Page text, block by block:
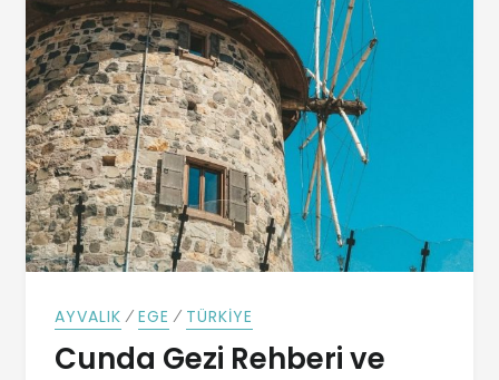
AYVALIK ⁄ EGE ⁄ TÜRKIYE
Cunda Gezi Rehberi ve